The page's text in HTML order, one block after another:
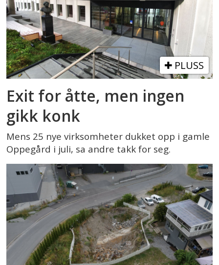
PLUSS
Exit for åtte, men ingen
gikk konk
Mens 25 nye virksomheter dukket opp i gamle
Oppegård i juli, sa andre takk for seg.